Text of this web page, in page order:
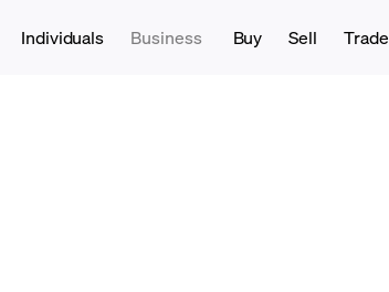
Individuals Business Buy Sell Trade